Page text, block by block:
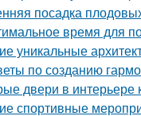
посадка
время для
уникальные
по созданию
двери в интерьере
спортивные